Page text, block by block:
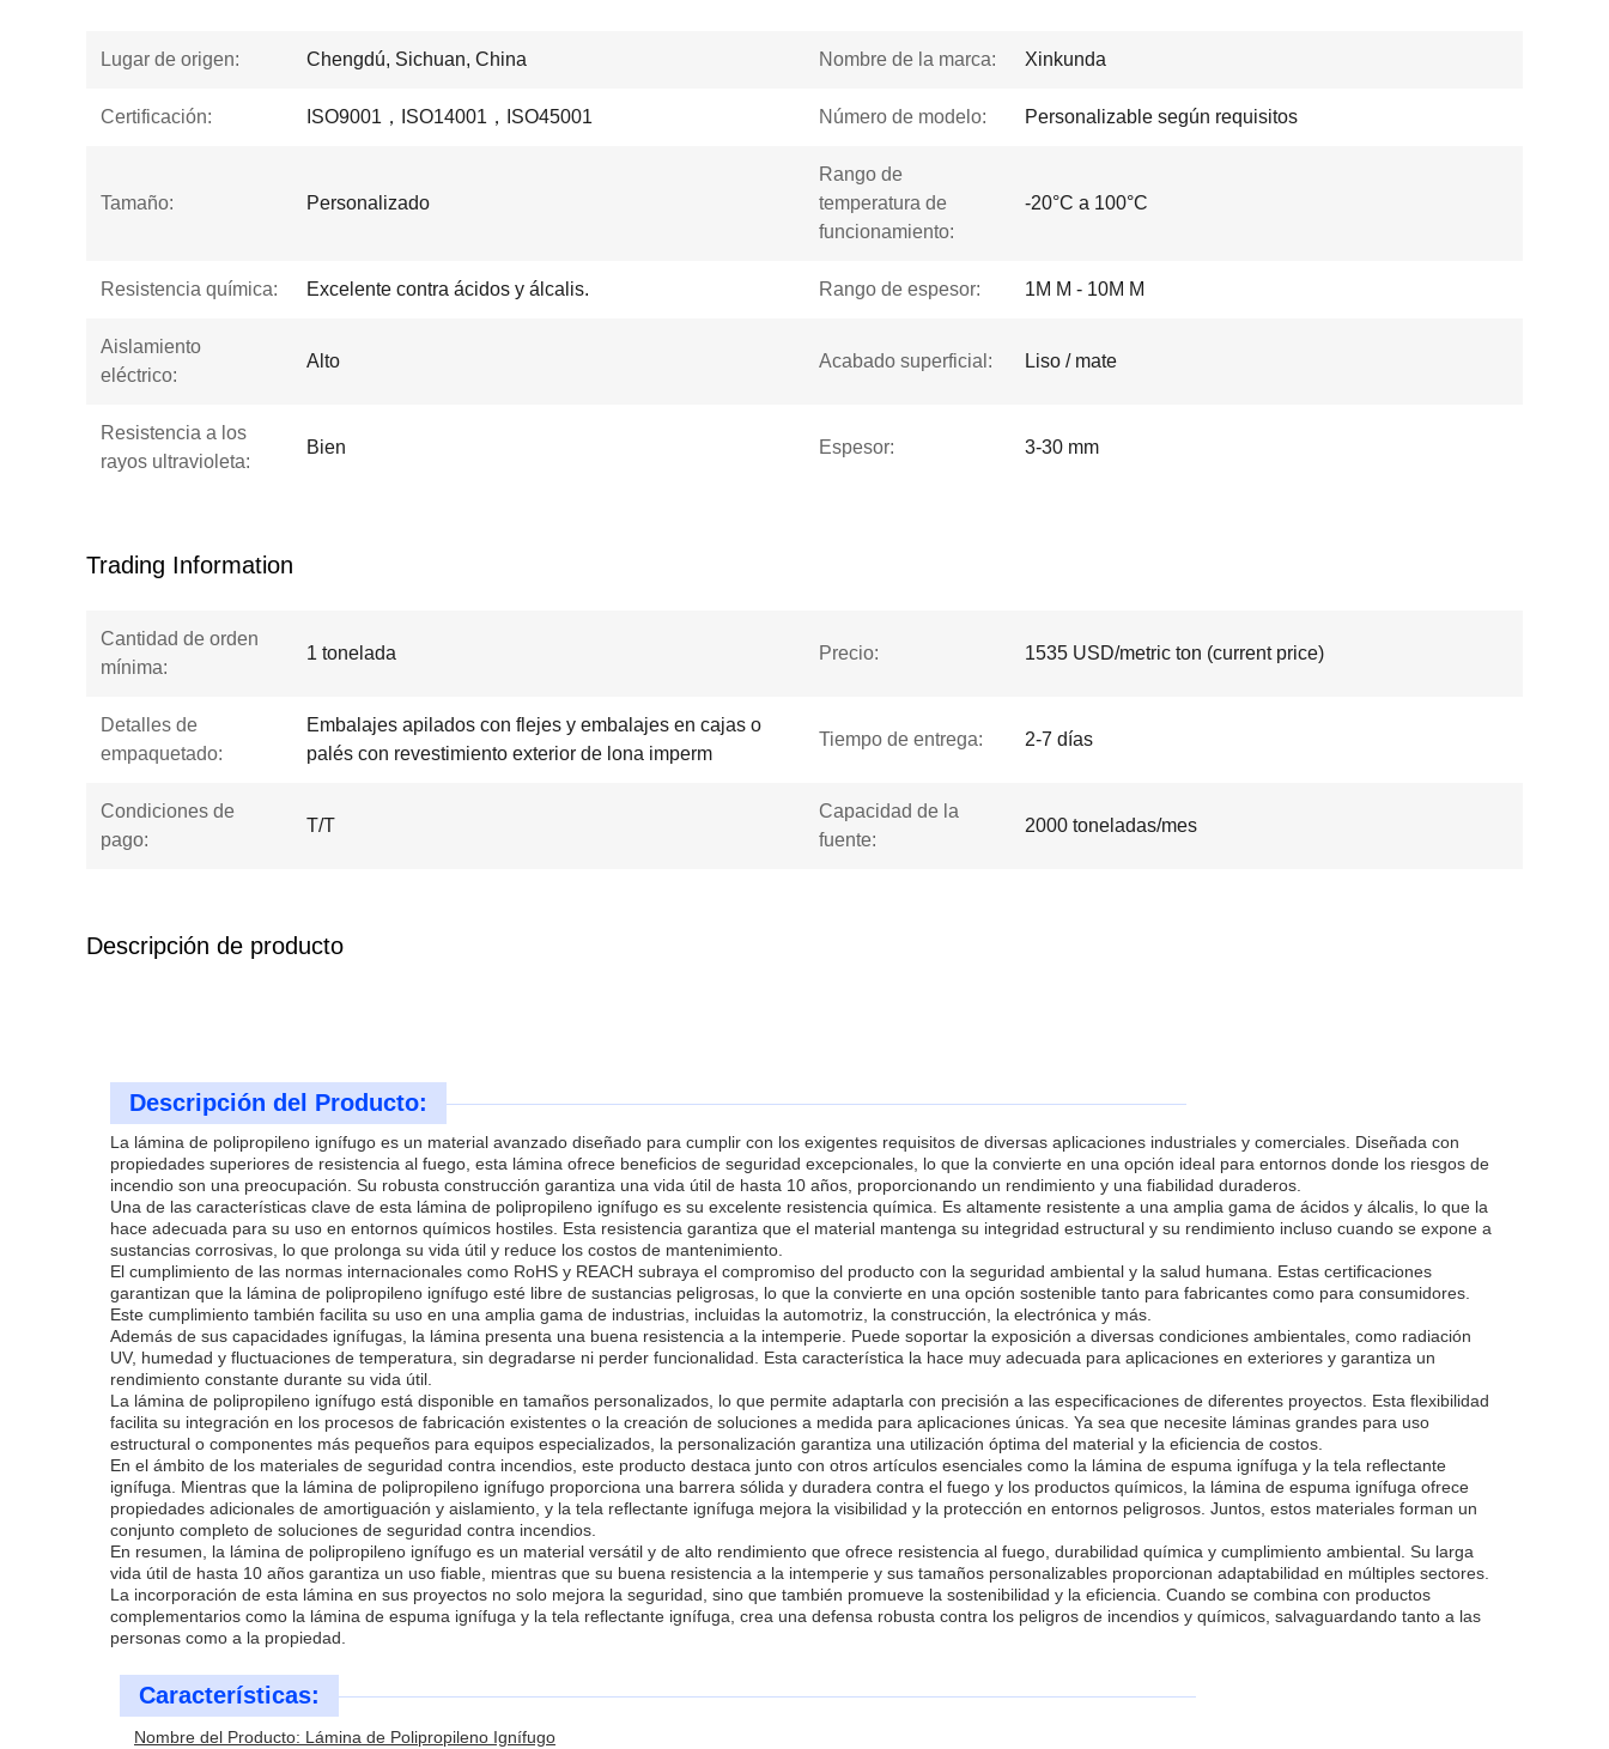
Lugar de origen: Chengdú, Sichuan, China Nombre de la marca: Xinkunda
Certificación: ISO9001，ISO14001，ISO45001 Número de modelo: Personalizable según requisitos
Tamaño: Personalizado
Rango de
temperatura de
funcionamiento:
-20°C a 100°C
Resistencia química: Excelente contra ácidos y álcalis. Rango de espesor: 1M M - 10M M
Aislamiento
eléctrico:
Alto Acabado superficial: Liso / mate
Resistencia a los
rayos ultravioleta:
Bien Espesor: 3-30 mm
Trading Information
Cantidad de orden
mínima:
1 tonelada Precio: 1535 USD/metric ton (current price)
Detalles de
empaquetado:
Embalajes apilados con flejes y embalajes en cajas o
palés con revestimiento exterior de lona imperm
Tiempo de entrega: 2-7 días
Condiciones de
pago:
T/T
Capacidad de la
fuente:
2000 toneladas/mes
Descripción de producto
Descripción del Producto:
La lámina de polipropileno ignífugo es un material avanzado diseñado para cumplir con los exigentes requisitos de diversas aplicaciones industriales y comerciales. Diseñada con
propiedades superiores de resistencia al fuego, esta lámina ofrece beneficios de seguridad excepcionales, lo que la convierte en una opción ideal para entornos donde los riesgos de
incendio son una preocupación. Su robusta construcción garantiza una vida útil de hasta 10 años, proporcionando un rendimiento y una fiabilidad duraderos.
Una de las características clave de esta lámina de polipropileno ignífugo es su excelente resistencia química. Es altamente resistente a una amplia gama de ácidos y álcalis, lo que la
hace adecuada para su uso en entornos químicos hostiles. Esta resistencia garantiza que el material mantenga su integridad estructural y su rendimiento incluso cuando se expone a
sustancias corrosivas, lo que prolonga su vida útil y reduce los costos de mantenimiento.
El cumplimiento de las normas internacionales como RoHS y REACH subraya el compromiso del producto con la seguridad ambiental y la salud humana. Estas certificaciones
garantizan que la lámina de polipropileno ignífugo esté libre de sustancias peligrosas, lo que la convierte en una opción sostenible tanto para fabricantes como para consumidores.
Este cumplimiento también facilita su uso en una amplia gama de industrias, incluidas la automotriz, la construcción, la electrónica y más.
Además de sus capacidades ignífugas, la lámina presenta una buena resistencia a la intemperie. Puede soportar la exposición a diversas condiciones ambientales, como radiación
UV, humedad y fluctuaciones de temperatura, sin degradarse ni perder funcionalidad. Esta característica la hace muy adecuada para aplicaciones en exteriores y garantiza un
rendimiento constante durante su vida útil.
La lámina de polipropileno ignífugo está disponible en tamaños personalizados, lo que permite adaptarla con precisión a las especificaciones de diferentes proyectos. Esta flexibilidad
facilita su integración en los procesos de fabricación existentes o la creación de soluciones a medida para aplicaciones únicas. Ya sea que necesite láminas grandes para uso
estructural o componentes más pequeños para equipos especializados, la personalización garantiza una utilización óptima del material y la eficiencia de costos.
En el ámbito de los materiales de seguridad contra incendios, este producto destaca junto con otros artículos esenciales como la lámina de espuma ignífuga y la tela reflectante
ignífuga. Mientras que la lámina de polipropileno ignífugo proporciona una barrera sólida y duradera contra el fuego y los productos químicos, la lámina de espuma ignífuga ofrece
propiedades adicionales de amortiguación y aislamiento, y la tela reflectante ignífuga mejora la visibilidad y la protección en entornos peligrosos. Juntos, estos materiales forman un
conjunto completo de soluciones de seguridad contra incendios.
En resumen, la lámina de polipropileno ignífugo es un material versátil y de alto rendimiento que ofrece resistencia al fuego, durabilidad química y cumplimiento ambiental. Su larga
vida útil de hasta 10 años garantiza un uso fiable, mientras que su buena resistencia a la intemperie y sus tamaños personalizables proporcionan adaptabilidad en múltiples sectores.
La incorporación de esta lámina en sus proyectos no solo mejora la seguridad, sino que también promueve la sostenibilidad y la eficiencia. Cuando se combina con productos
complementarios como la lámina de espuma ignífuga y la tela reflectante ignífuga, crea una defensa robusta contra los peligros de incendios y químicos, salvaguardando tanto a las
personas como a la propiedad.
Características:
Nombre del Producto: Lámina de Polipropileno Ignífugo